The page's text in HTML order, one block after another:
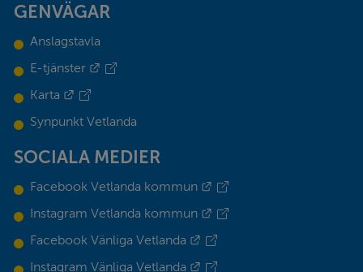
GENVÄGAR
Anslagstavla
E-tjänster
Länk till annan webbplats.
Karta
Länk till annan webbplats.
Synpunkt Vetlanda
SOCIALA MEDIER
Facebook Vetlanda kommun
Länk till annan webbplats.
Instagram Vetlanda kommun
Länk till annan webbplats.
Facebook Vänliga Vetlanda
Länk till annan webbplats.
Instagram Vänliga Vetlanda
Länk till annan webbplats.